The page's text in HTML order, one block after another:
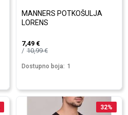
MANNERS POTKOŠULJA
LORENS
7,49 €
10,99€
Dostupno boja: 1
32%